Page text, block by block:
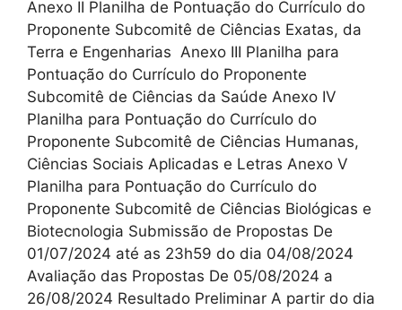
Anexo II Planilha de Pontuação do Currículo do
Proponente Subcomitê de Ciências Exatas, da
Terra e Engenharias Anexo III Planilha para
Pontuação do Currículo do Proponente
Subcomitê de Ciências da Saúde Anexo IV
Planilha para Pontuação do Currículo do
Proponente Subcomitê de Ciências Humanas,
Ciências Sociais Aplicadas e Letras Anexo V
Planilha para Pontuação do Currículo do
Proponente Subcomitê de Ciências Biológicas e
Biotecnologia Submissão de Propostas De
01/07/2024 até as 23h59 do dia 04/08/2024
Avaliação das Propostas De 05/08/2024 a
26/08/2024 Resultado Preliminar A partir do dia